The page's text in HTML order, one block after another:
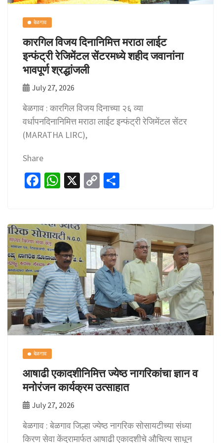
बेळगाव
कारगिल विजय दिनानिमित्त मराठा लाईट
इन्फंट्री रेजिमेंटल सेंटरमध्ये शहीद जवानांना
भावपूर्ण श्रद्धांजली
July 27, 2026
बेळगाव : कारगिल विजय दिनाच्या २६ व्या
वर्धापनदिनानिमित्त मराठा लाईट इन्फंट्री रेजिमेंटल सेंटर
(MARATHA LIRC),
Share
Fa
o
o
k
W
sA
p
p
X
C
y
Li
n
k
e
बेळगाव
आषाढी एकादशीनिमित्त ज्येष्ठ नागरिकांचा ज्ञान व
मनोरंजन कार्यक्रम उत्साहात
July 27, 2026
बेळगाव : बेळगाव जिल्हा ज्येष्ठ नागरिक सोसायटीच्या संध्या
किरण सेवा केंद्रामार्फत आषाढी एकादशीचे औचित्य साधून